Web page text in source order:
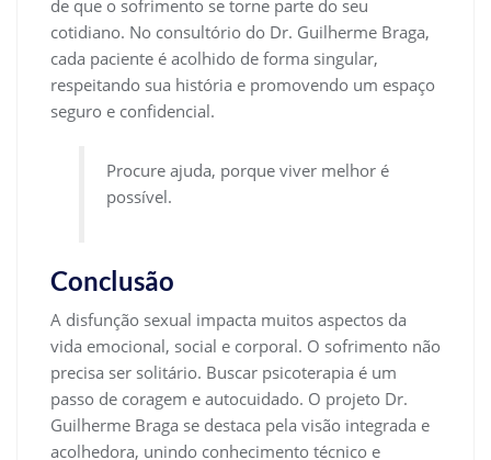
de que o sofrimento se torne parte do seu
cotidiano. No consultório do Dr. Guilherme Braga,
cada paciente é acolhido de forma singular,
respeitando sua história e promovendo um espaço
seguro e confidencial.
Procure ajuda, porque viver melhor é
possível.
Conclusão
A disfunção sexual impacta muitos aspectos da
vida emocional, social e corporal. O sofrimento não
precisa ser solitário. Buscar psicoterapia é um
passo de coragem e autocuidado. O projeto Dr.
Guilherme Braga se destaca pela visão integrada e
acolhedora, unindo conhecimento técnico e